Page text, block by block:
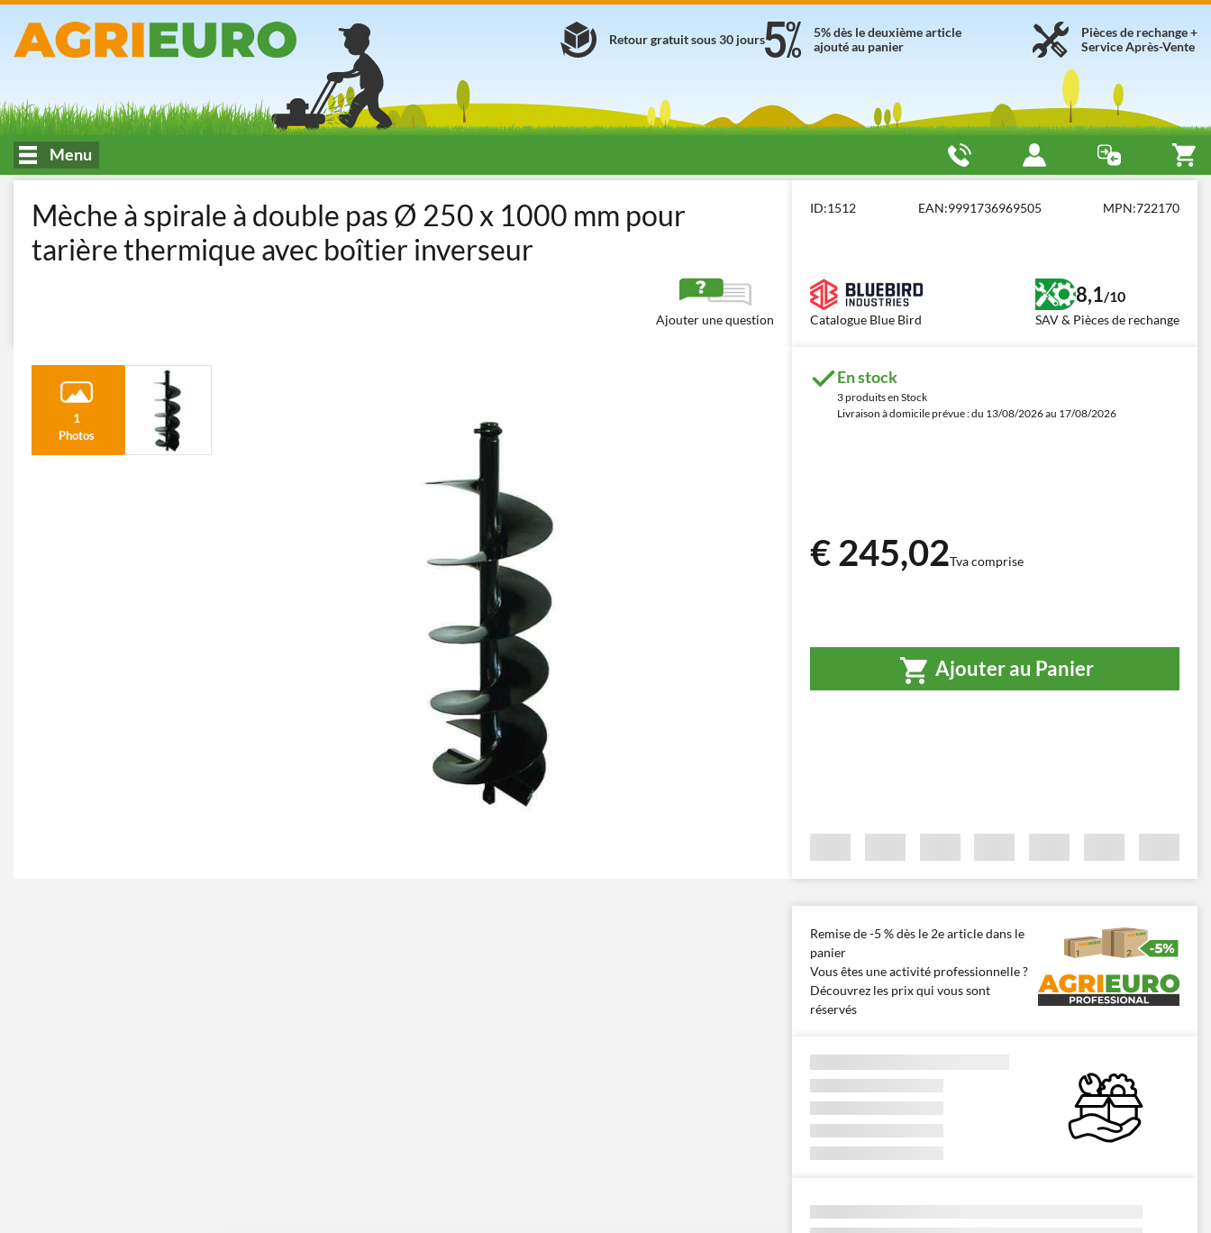
Pièces de rechange +
Service Après-Vente
5% dès le deuxième article
ajouté au panier
Retour gratuit sous 30 jours
Menu
Mèche à spirale à double pas Ø 250 x 1000 mm pour
tarière thermique avec boîtier inverseur
Ajouter une question
ID:1512 EAN:9991736969505 MPN:722170
Catalogue Blue Bird
8,1/10
SAV & Pièces de rechange
1
Photos
En stock
3 produits en Stock
Livraison à domicile prévue : du 13/08/2026 au 17/08/2026
€ 245,02Tva comprise
Ajouter au Panier
Remise de -5 % dès le 2e article dans le
panier
Vous êtes une activité professionnelle ?
Découvrez les prix qui vous sont
réservés